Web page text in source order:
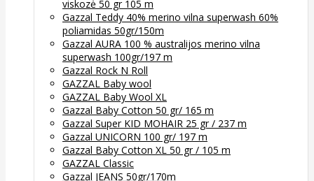
viskozė 50 gr 105 m
Gazzal Teddy 40% merino vilna superwash 60%
poliamidas 50gr/150m
Gazzal AURA 100 % australijos merino vilna
superwash 100gr/197 m
Gazzal Rock N Roll
GAZZAL Baby wool
GAZZAL Baby Wool XL
Gazzal Baby Cotton 50 gr/ 165 m
Gazzal Super KID MOHAIR 25 gr / 237 m
Gazzal UNICORN 100 gr/ 197 m
Gazzal Baby Cotton XL 50 gr / 105 m
GAZZAL Classic
Gazzal JEANS 50gr/170m